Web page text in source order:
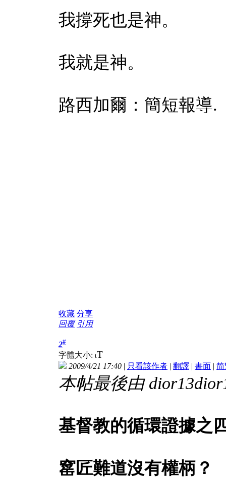
我撐死也是神。
我就是神。
路西加爾：簡短報導.
收藏 分享
回覆 引用
2#
字體大小: tT
2009/4/21 17:40 | 只看該作者 | 翻譯 | 書面 | 简
本帖最後由
基督教的循環證據之
窰匠難道沒有權柄？